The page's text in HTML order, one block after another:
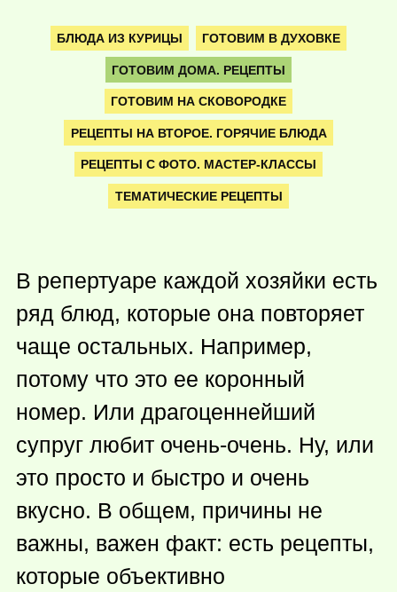
БЛЮДА ИЗ КУРИЦЫ ГОТОВИМ В ДУХОВКЕ
ГОТОВИМ ДОМА. РЕЦЕПТЫ
ГОТОВИМ НА СКОВОРОДКЕ
РЕЦЕПТЫ НА ВТОРОЕ. ГОРЯЧИЕ БЛЮДА
РЕЦЕПТЫ С ФОТО. МАСТЕР-КЛАССЫ
ТЕМАТИЧЕСКИЕ РЕЦЕПТЫ
В репертуаре каждой хозяйки есть
ряд блюд, которые она повторяет
чаще остальных. Например,
потому что это ее коронный
номер. Или драгоценнейший
супруг любит очень-очень. Ну, или
это просто и быстро и очень
вкусно. В общем, причины не
важны, важен факт: есть рецепты,
которые объективно